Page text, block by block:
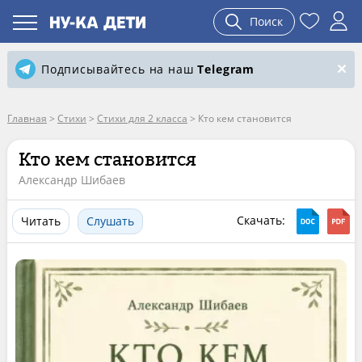
Поиск
Подписывайтесь на нашTelegram
Главная > Стихи > Стихи для 2 класса > Кто кем становится
Кто кем становится
Александр Шибаев
Читать Слушать Скачать: